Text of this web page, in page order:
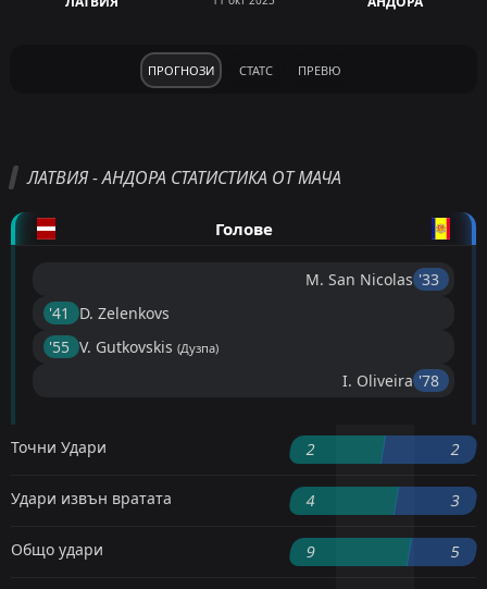
ПРОГНОЗИ СТАТС ПРЕВЮ
ЛАТВИЯ - АНДОРА СТАТИСТИКА ОТ МАЧА
Голове
M. San Nicolas '33 ︎
'41 ︎
D. Zelenkovs
'55 ︎ V. Gutkovskis (Дузпа)
I. Oliveira '78 ︎
Точни Удари 2 2
Удари извън вратата 4 3
Общо удари 9 5